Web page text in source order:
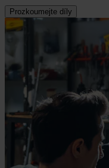
Prozkoumejte díly